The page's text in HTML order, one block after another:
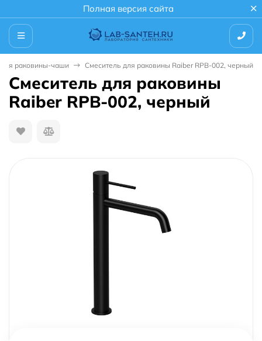
Полная версия сайта
раковины-чаши Смеситель для раковины Raiber RPB-002, черный
Смеситель для раковины
Raiber RPB-002, черный